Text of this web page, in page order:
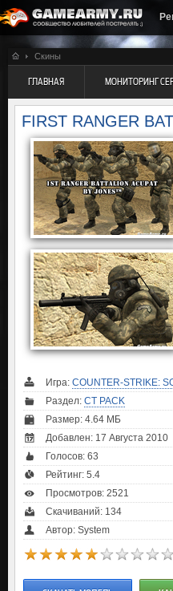
Скины
ГЛАВНАЯ МОНИТОРИНГ
FIRST RANGER
Игра: COUNTER-STRIKE:
Раздел: CT PACK
Размер: 4.64 МБ
Добавлен: 17 Августа 2010
Голосов: 63
Рейтинг: 5.4
Просмотров: 2521
Скачиваний: 134
Автор: System